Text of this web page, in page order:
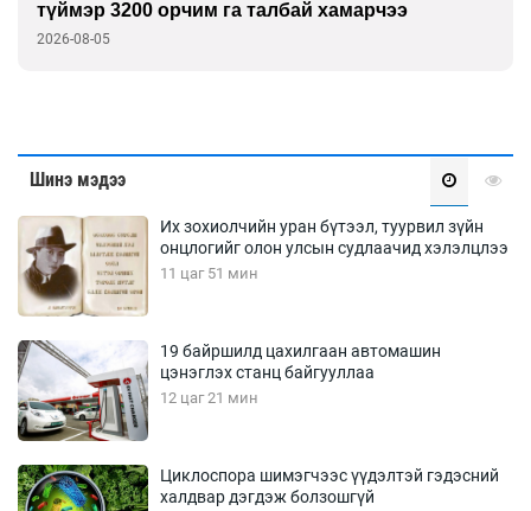
2026-08-05
Шинэ мэдээ
Их зохиолчийн уран бүтээл, туурвил зүйн
онцлогийг олон улсын судлаачид хэлэлцлээ
11 цаг 51 мин
19 байршилд цахилгаан автомашин
цэнэглэх станц байгууллаа
12 цаг 21 мин
Циклоспора шимэгчээс үүдэлтэй гэдэсний
халдвар дэгдэж болзошгүй